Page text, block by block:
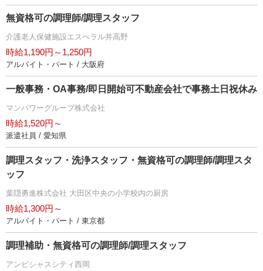
無資格可の調理師/調理スタッフ
介護老人保健施設エスぺラル井高野
時給1,190円～1,250円
アルバイト・パート / 大阪府
一般事務・OA事務/即日開始可不動産会社で事務土日祝休み
マンパワーグループ株式会社
時給1,520円～
派遣社員 / 愛知県
調理スタッフ・洗浄スタッフ・無資格可の調理師/調理スタ
ッフ
葉隠勇進株式会社 大田区中央の小学校内の厨房
時給1,300円～
アルバイト・パート / 東京都
調理補助・無資格可の調理師/調理スタッフ
アンビシャスシティ西岡